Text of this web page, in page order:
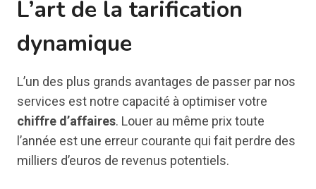
L’art de la tarification
dynamique
L’un des plus grands avantages de passer par nos
services est notre capacité à optimiser votre
chiffre d’affaires. Louer au même prix toute
l’année est une erreur courante qui fait perdre des
milliers d’euros de revenus potentiels.